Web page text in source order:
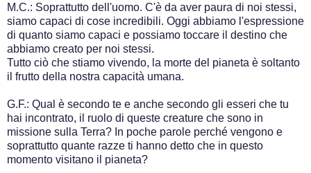
M.C.: Soprattutto dell'uomo. C'è da aver paura di noi stessi,
siamo capaci di cose incredibili. Oggi abbiamo l'espressione
di quanto siamo capaci e possiamo toccare il destino che
abbiamo creato per noi stessi.
Tutto ciò che stiamo vivendo, la morte del pianeta è soltanto
il frutto della nostra capacità umana.
G.F.: Qual è secondo te e anche secondo gli esseri che tu
hai incontrato, il ruolo di queste creature che sono in
missione sulla Terra? In poche parole perché vengono e
soprattutto quante razze ti hanno detto che in questo
momento visitano il pianeta?